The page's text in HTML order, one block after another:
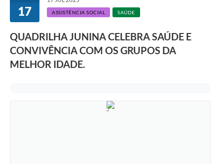
17 ASSISTÊNCIA SOCIAL SAÚDE
QUADRILHA JUNINA CELEBRA SAÚDE E
CONVIVÊNCIA COM OS GRUPOS DA
MELHOR IDADE.